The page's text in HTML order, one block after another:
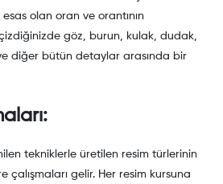
olan oran ve orantının
göz, burun, kulak, dudak,
diğer bütün detaylar arasında bir
tekniklerle üretilen resim türlerinin
çalışmaları gelir. Her resim kursuna